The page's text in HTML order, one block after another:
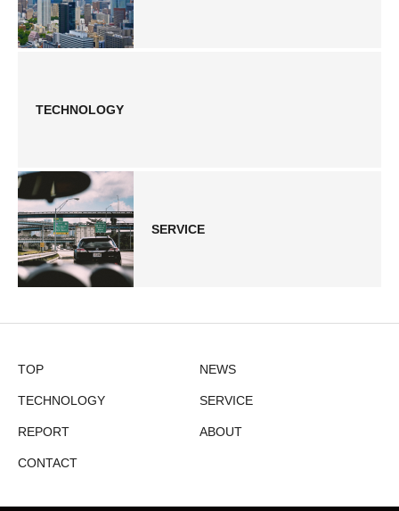
TECHNOLOGY
SERVICE
TOP NEWS
TECHNOLOGY SERVICE
REPORT ABOUT
CONTACT